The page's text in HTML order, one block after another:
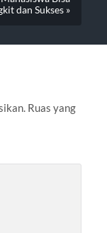
dan Sukses »
Ruas yang